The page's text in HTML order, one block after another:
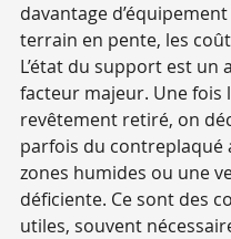
davantage
terrain en pente, les
L’état du support est un
facteur majeur. Une fois
revêtement retiré, on
parfois du contreplaqué
zones humides ou une
déficiente. Ce sont des
utiles, souvent